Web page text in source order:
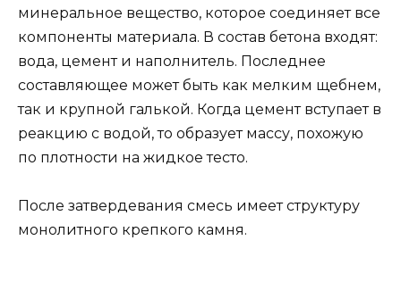
минеральное вещество, которое соединяет все
компоненты материала. В состав бетона входят:
вода, цемент и наполнитель. Последнее
составляющее может быть как мелким щебнем,
так и крупной галькой. Когда цемент вступает в
реакцию с водой, то образует массу, похожую
по плотности на жидкое тесто.
После затвердевания смесь имеет структуру
монолитного крепкого камня.